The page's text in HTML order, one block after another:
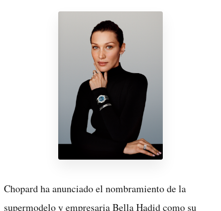
Chopard ha anunciado el nombramiento de la
supermodelo y empresaria Bella Hadid como su